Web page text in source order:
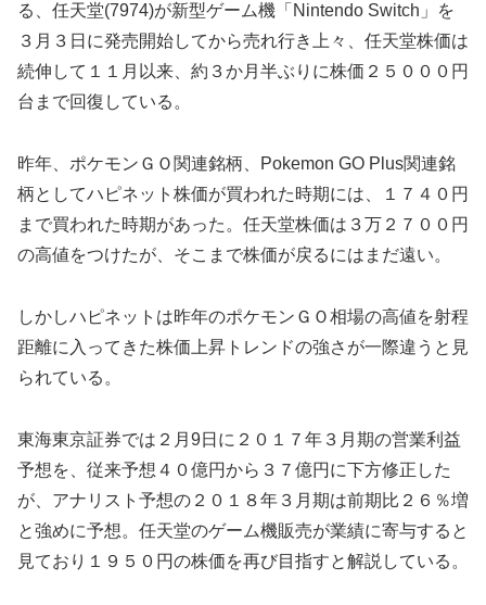
る、任天堂(7974)が新型ゲーム機「Nintendo Switch」を
３月３日に発売開始してから売れ行き上々、任天堂株価は
続伸して１１月以来、約３か月半ぶりに株価２５０００円
台まで回復している。
昨年、ポケモンＧＯ関連銘柄、Pokemon GO Plus関連銘
柄としてハピネット株価が買われた時期には、１７４０円
まで買われた時期があった。任天堂株価は３万２７００円
の高値をつけたが、そこまで株価が戻るにはまだ遠い。
しかしハピネットは昨年のポケモンＧＯ相場の高値を射程
距離に入ってきた株価上昇トレンドの強さが一際違うと見
られている。
東海東京証券では２月9日に２０１７年３月期の営業利益
予想を、従来予想４０億円から３７億円に下方修正した
が、アナリスト予想の２０１８年３月期は前期比２６％増
と強めに予想。任天堂のゲーム機販売が業績に寄与すると
見ており１９５０円の株価を再び目指すと解説している。